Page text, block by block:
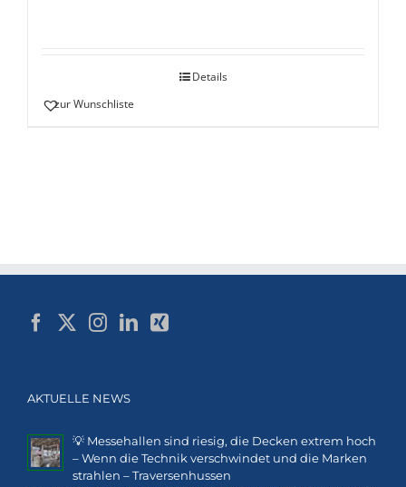
Details
zur Wunschliste
AKTUELLE NEWS
💡 Messehallen sind riesig, die Decken extrem hoch
– Wenn die Technik verschwindet und die Marken
strahlen – Traversenhussen